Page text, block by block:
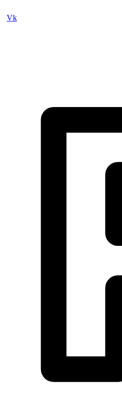
Vk